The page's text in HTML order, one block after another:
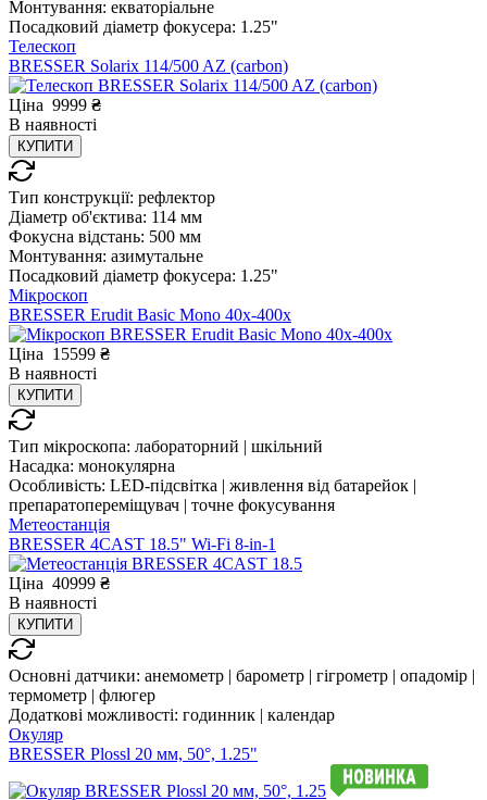
Монтування: екваторіальне
Посадковий діаметр фокусера: 1.25"
Телескоп
BRESSER Solarix 114/500 AZ (carbon)
Ціна 9999 ₴
В наявності
КУПИТИ
Тип конструкції: рефлектор
Діаметр об'єктива: 114 мм
Фокусна відстань: 500 мм
Монтування: азимутальне
Посадковий діаметр фокусера: 1.25"
Мікроскоп
BRESSER Erudit Basic Mono 40x-400x
Ціна 15599 ₴
В наявності
КУПИТИ
Тип мікроскопа: лабораторний | шкільний
Насадка: монокулярна
Особливість: LED-підсвітка | живлення від батарейок |
препаратопереміщувач | точне фокусування
Метеостанція
BRESSER 4CAST 18.5" Wi-Fi 8-in-1
Ціна 40999 ₴
В наявності
КУПИТИ
Основні датчики: анемометр | барометр | гігрометр | опадомір |
термометр | флюгер
Додаткові можливості: годинник | календар
Окуляр
BRESSER Plossl 20 мм, 50°, 1.25"